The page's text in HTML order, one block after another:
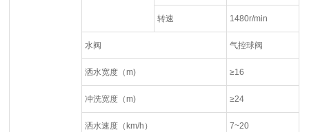
转速 1480r/min
水阀 气控球阀
洒水宽度（m) ≥16
冲洗宽度（m) ≥24
洒水速度（km/h） 7~20